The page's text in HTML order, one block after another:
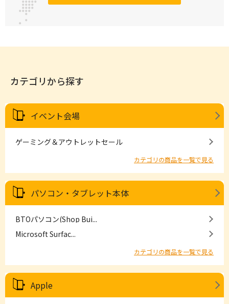
カテゴリから探す
イベント会場
ゲーミング＆アウトレットセール
カテゴリの商品を一覧で見る
パソコン・タブレット本体
BTOパソコン(Shop Bui...
Microsoft Surfac...
カテゴリの商品を一覧で見る
Apple